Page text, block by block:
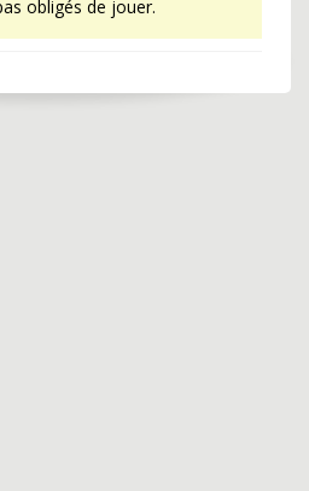
obligés de jouer.